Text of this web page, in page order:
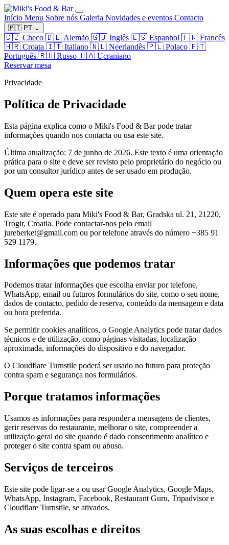
Início Menu Sobre nós Galeria Novidades e eventos Contacto
🇵🇹 PT ⌄
🇨🇿 Checo 🇩🇪 Alemão 🇬🇧 Inglês 🇪🇸 Espanhol 🇫🇷 Francês
🇭🇷 Croata 🇮🇹 Italiano 🇳🇱 Neerlandês 🇵🇱 Polaco 🇵🇹
Português 🇷🇺 Russo 🇺🇦 Ucraniano
Reservar mesa
Privacidade
Política de Privacidade
Esta página explica como o Miki's Food & Bar pode tratar
informações quando nos contacta ou usa este site.
Última atualização: 7 de junho de 2026. Este texto é uma orientação
prática para o site e deve ser revisto pelo proprietário do negócio ou
por um consultor jurídico antes de ser usado em produção.
Quem opera este site
Este site é operado para Miki's Food & Bar, Gradska ul. 21, 21220,
Trogir, Croatia. Pode contactar-nos pelo email
jureberket@gmail.com ou por telefone através do número +385 91
529 1179.
Informações que podemos tratar
Podemos tratar informações que escolha enviar por telefone,
WhatsApp, email ou futuros formulários do site, como o seu nome,
dados de contacto, pedido de reserva, conteúdo da mensagem e data
ou hora preferida.
Se permitir cookies analíticos, o Google Analytics pode tratar dados
técnicos e de utilização, como páginas visitadas, localização
aproximada, informações do dispositivo e do navegador.
O Cloudflare Turnstile poderá ser usado no futuro para proteção
contra spam e segurança nos formulários.
Porque tratamos informações
Usamos as informações para responder a mensagens de clientes,
gerir reservas do restaurante, melhorar o site, compreender a
utilização geral do site quando é dado consentimento analítico e
proteger o site contra spam ou abuso.
Serviços de terceiros
Este site pode ligar-se a ou usar Google Analytics, Google Maps,
WhatsApp, Instagram, Facebook, Restaurant Guru, Tripadvisor e
Cloudflare Turnstile, se ativados.
As suas escolhas e direitos